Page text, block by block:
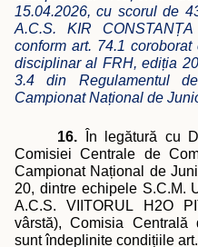
15.04.2026, cu scorul de
A.C.S. KIR
conform art. 74.1
disciplinar al FRH, ediția
3.4 din Regulamentul
Campionat Național de
16.
În legătură cu
Comisiei Centrale de
Campionat Național de
20, dintre echipele S.C.M.
A.C.S. VIITORUL H2O
vârstă), Comisia
sunt îndeplinite condițiile